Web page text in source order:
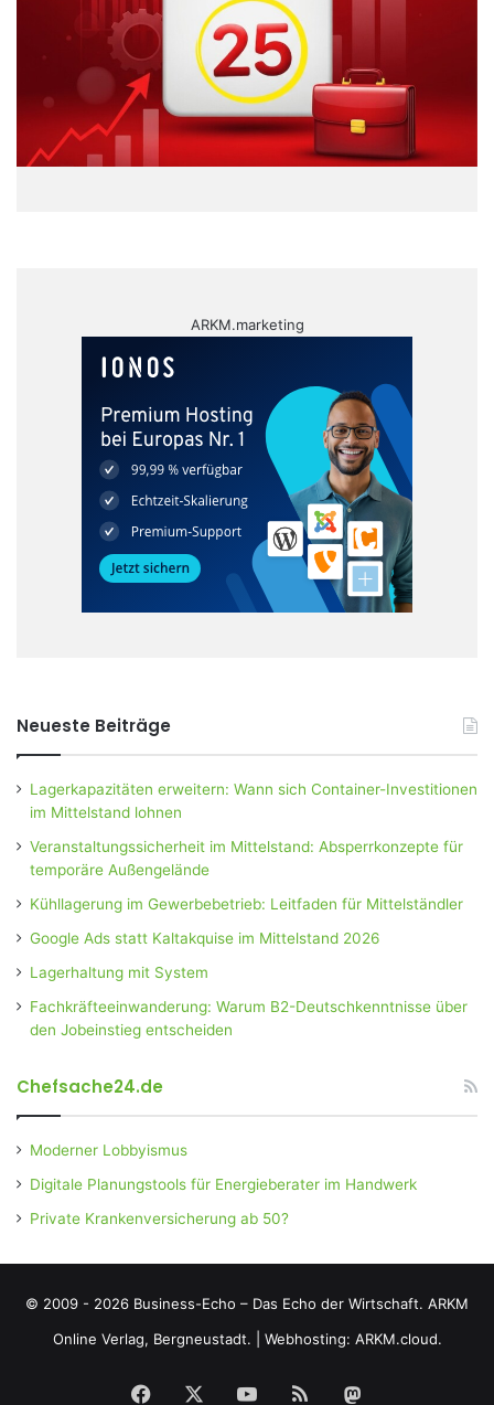
ARKM.marketing
Neueste Beiträge
Lagerkapazitäten erweitern: Wann sich Container-Investitionen
im Mittelstand lohnen
Veranstaltungssicherheit im Mittelstand: Absperrkonzepte für
temporäre Außengelände
Kühllagerung im Gewerbebetrieb: Leitfaden für Mittelständler
Google Ads statt Kaltakquise im Mittelstand 2026
Lagerhaltung mit System
Fachkräfteeinwanderung: Warum B2-Deutschkenntnisse über
den Jobeinstieg entscheiden
Chefsache24.de
Moderner Lobbyismus
Digitale Planungstools für Energieberater im Handwerk
Private Krankenversicherung ab 50?
© 2009 - 2026 Business-Echo – Das Echo der Wirtschaft. ARKM
Online Verlag, Bergneustadt.
Webhosting: ARKM.cloud.
Facebook YouTubeRSS